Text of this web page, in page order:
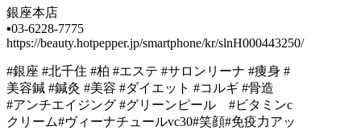
銀座本店
▪︎03-6228-7775
https://beauty.hotpepper.jp/smartphone/kr/slnH000443250/
#銀座 #北千住 #柏 #エステ #サロンリーナ #痩身 #
美容鍼 #鍼灸 #美容 #ダイエット #コルギ #骨造
#アンチエイジング #グリーンピール #ビタミンc
クリーム#ヴィーナチュールvc30#笑顔#免疫力アッ